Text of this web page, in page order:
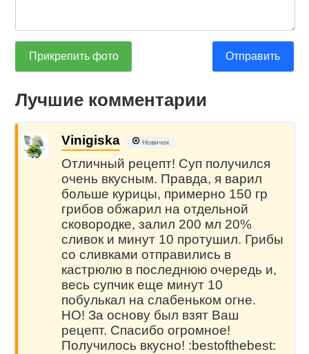
Прикрепить фото Отправить
Лучшие комментарии
Vinigiska Новичок
Отличный рецепт! Суп получился
очень вкусным. Правда, я варил
больше курицы, примерно 150 гр
грибов обжарил на отдельной
сковородке, залил 200 мл 20%
сливок и минут 10 протушил. Грибы
со сливками отправились в
кастрюлю в последнюю очередь и,
весь супчик еще минут 10
побулькал на слабеньком огне.
НО! За основу был взят Ваш
рецепт. Спасибо огромное!
Получилось вкусно! :bestofthebest: